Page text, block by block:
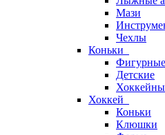
Мази
Чехлы
Коньки
Фигурные
Детские
Хоккей
Коньки
Клюшки